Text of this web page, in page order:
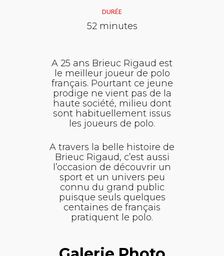
DURÉE
52 minutes
A 25 ans Brieuc Rigaud est
le meilleur joueur de polo
français. Pourtant ce jeune
prodige ne vient pas de la
haute société, milieu dont
sont habituellement issus
les joueurs de polo.
A travers la belle histoire de
Brieuc Rigaud, c’est aussi
l’occasion de découvrir un
sport et un univers peu
connu du grand public
puisque seuls quelques
centaines de français
pratiquent le polo.